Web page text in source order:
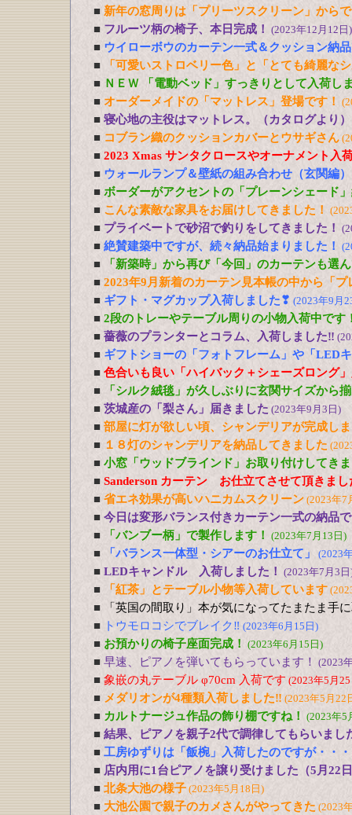
■ 新年の窓周りは「プリーツスクリーン」から
■ フルーツ柄の椅子、本日完成！ (2023年12月12日)
■ ウイローボウのカーテン一式＆クッション納
■
「可愛いストロベリー色」と「とても綺麗な
■ ＮＥＷ 「電動ベッド」すっきりとして入荷し
■ オーダーメイドの「マットレス」登場です！
■ 寝心地の主役はマットレス。（カタログより）
■ コブラン織のクッションカバーとウサギさん
■ 2023 Xmas サンタクロースやオーナメント入
■ ウォールランプ＆壁紙の組み合わせ（玄関編）
■ ボーダーがアクセントの「プレーンシェード
■ こんな素敵な家具をお届けしてきました！
■ プライベートで砂沼で釣りをしてきました！
■ 絶賛建築中ですが、続々納品始まりました！
■
「新築時」から再び「今回」のカーテンも選
■ 2023年9月新着のカーテン見本帳の中から「
■ ギフト・マグカップ入荷しました❣ (2023年9月
■ 2段のトレーやテーブル周りの小物入荷中です
■ 薔薇のプランターとコラム、入荷しました‼
■ ギフトショーの「フォトフレーム」や「LED
■ 色合いも良い「ハイバック＋シェーズロング
■
「シルク絨毯」が久しぶりに玄関サイズから
■ 茨城産の「梨さん」届きました (2023年9月3日)
■ 部屋に灯が欲しい頃、シャンデリアが完成し
■ １８灯のシャンデリアを納品してきました
■ 小窓「ウッドブラインド」お取り付けしてき
■ Sanderson カーテン お仕立てさせて頂きまし
■ 省エネ効果が高いハニカムスクリーン (2023年7
■ 今日は変形バランス付きカーテン一式の納品
■
「バンブー柄」で製作します！ (2023年7月13日)
■ 「バランス一体型・シアーのお仕立て」 (2023
■ LEDキャンドル 入荷しました！ (2023年7月3日
■ 「紅茶」とテーブル小物等入荷しています
■
「英国の間取り」本が気になってたまたま手
■
トウモロコシでブレイク‼ (2023年6月15日)
■ お預かりの椅子座面完成！ (2023年6月15日)
■ 早速、ピアノを弾いてもらっています！ (2023
■ 象嵌の丸テーブル φ70cm 入荷です (2023年5月
■ メダリオンが4種類入荷しました‼ (2023年5月22
■ カルトナージュ作品の飾り棚ですね！ (2023年5
■ 結果、ピアノを親子2代で調律してもらいまし
■ 工房ゆずりは「飯椀」入荷したのですが・・・
■ 店内用に1台ピアノを譲り受けました（5月22
■ 北条大池の様子 (2023年5月18日)
■ 大池公園で親子のカメさんがやってきた (2023